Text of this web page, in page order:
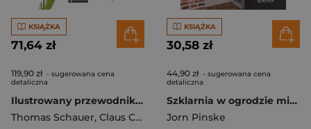
KSIĄŻKA
71,64 zł
119,90 zł - sugerowana cena
detaliczna
Ilustrowany przewodnik do rozpoznawania roślin
Thomas Schauer, Claus Caspari ,Stefan Caspari
KSIĄŻKA
30,58 zł
44,90 zł - sugerowana cena
detaliczna
Szklarnia w ogrodzie miesiąc po miesiącu
Jorn Pinske